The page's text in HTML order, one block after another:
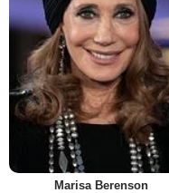
Marisa Berenson